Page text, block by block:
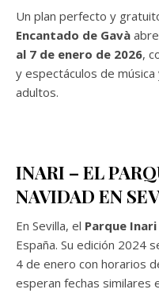
Un plan perfecto y
Encantado de Gavà
al 7 de enero de 2026,
y espectáculos de música
adultos.
INARI – EL
NAVIDAD EN
En Sevilla, el Parque Inari
España. Su edición 2024
4 de enero con horarios
esperan fechas similares